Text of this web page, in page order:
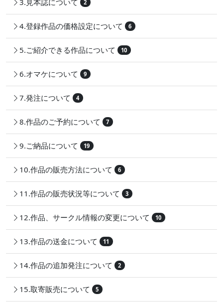
2
4.登録作品の価格設定について 6
5.ご紹介できる作品について 10
6.オマケについて 9
7.発注について 4
8.作品のご予約について 7
9.ご納品について 19
10.作品の販売方法について 6
11.作品の販売状況等について 3
12.作品、サークル情報の変更について 10
13.作品の送金について 11
14.作品の追加発注について 2
15.取寄販売について 5